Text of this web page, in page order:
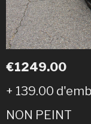
€1249.00
+ 139.00
NON PEINT